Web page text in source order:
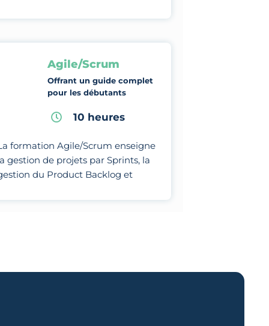
Agile/Scrum
Offrant un guide complet
pour les débutants
10 heures
formation Agile/Scrum enseigne
gestion de projets par Sprints, la
du Product Backlog et